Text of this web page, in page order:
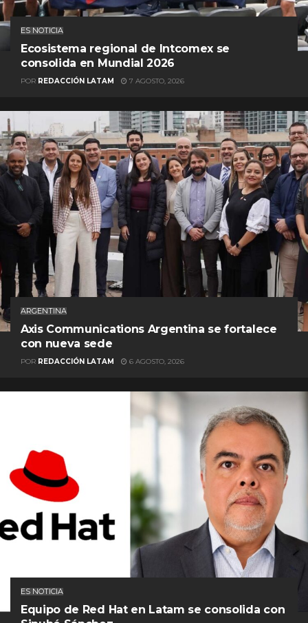
ES NOTICIA
Ecosistema regional de Intcomex se
consolida en Mundial 2026
POR REDACCIÓN LATAM 7 AGOSTO, 2026
ARGENTINA
Axis Communications Argentina se fortalece
con nueva sede
POR REDACCIÓN LATAM 6 AGOSTO, 2026
ES NOTICIA
Equipo de Red Hat en Latam se consolida con